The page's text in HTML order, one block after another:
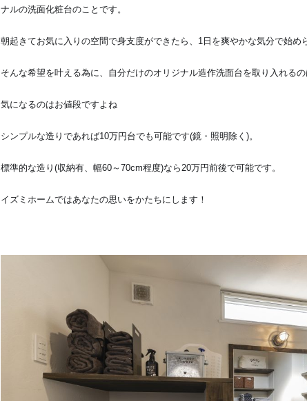
ナルの洗面化粧台のことです。
朝起きてお気に入りの空間で身支度ができたら、1日を爽やかな気分で始め
そんな希望を叶える為に、自分だけのオリジナル造作洗面台を取り入れる
気になるのはお値段ですよね
シンプルな造りであれば10万円台でも可能です(鏡・照明除く)。
標準的な造り(収納有、幅60～70cm程度)なら20万円前後で可能です。
イズミホームではあなたの思いをかたちにします！